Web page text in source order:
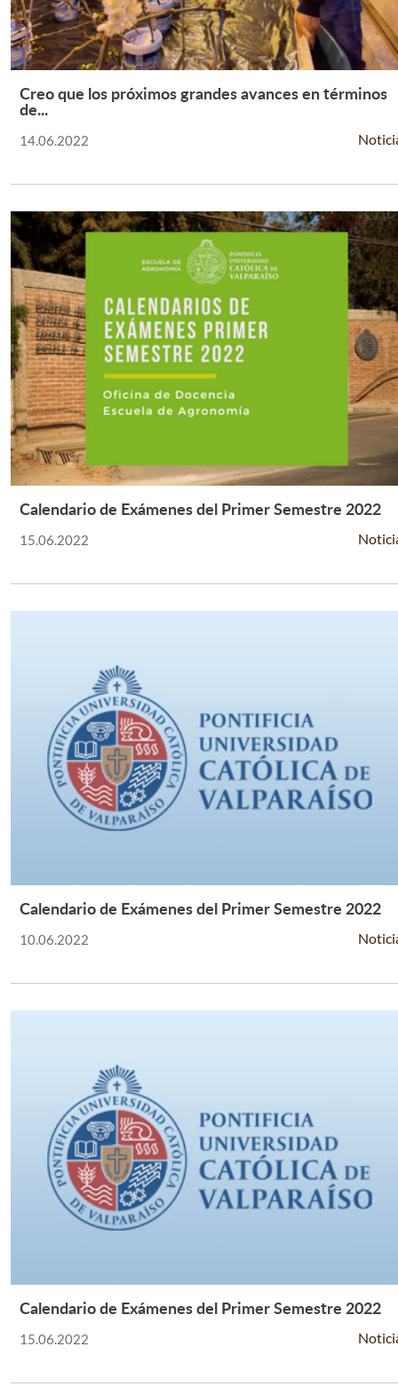
Leer Más +
Creo que los próximos grandes avances en términos
de...
14.06.2022
Leer Más +
Calendario de Exámenes del Primer Semestre 2022
15.06.2022
Leer Más +
Calendario de Exámenes del Primer Semestre 2022
10.06.2022
Leer Más +
Calendario de Exámenes del Primer Semestre 2022
15.06.2022